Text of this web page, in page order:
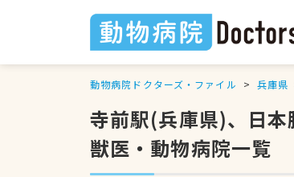
動物病院ドクターズ・ファイル 兵庫県
寺前駅(兵庫県)、日
獣医・動物病院一覧